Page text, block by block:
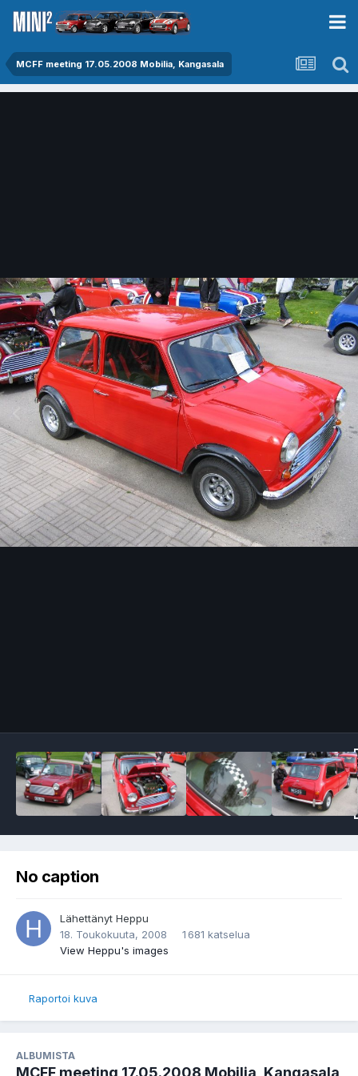
MCFF meeting 17.05.2008 Mobilia, Kangasala
No caption
Lähettänyt Heppu
18. Toukokuuta, 2008
1 681 katselua
View Heppu's images
Raportoi kuva
ALBUMISTA
MCFF meeting 17.05.2008 Mobilia, Kangasala